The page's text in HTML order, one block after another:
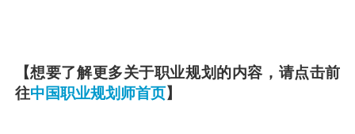
【想要了解更多关于职业规划的内容，请点击前
往中国职业规划师首页】